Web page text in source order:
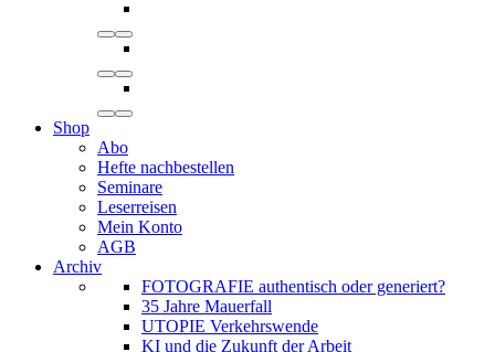
Shop
Abo
Hefte nachbestellen
Seminare
Leserreisen
Mein Konto
AGB
Archiv
FOTOGRAFIE authentisch oder generiert?
35 Jahre Mauerfall
UTOPIE Verkehrswende
KI und die Zukunft der Arbeit